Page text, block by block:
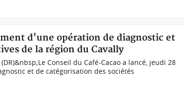
d'une opération de diagnostic et
de la région du Cavally
Conseil du Café-Cacao a lancé, jeudi 28
et de catégorisation des sociétés